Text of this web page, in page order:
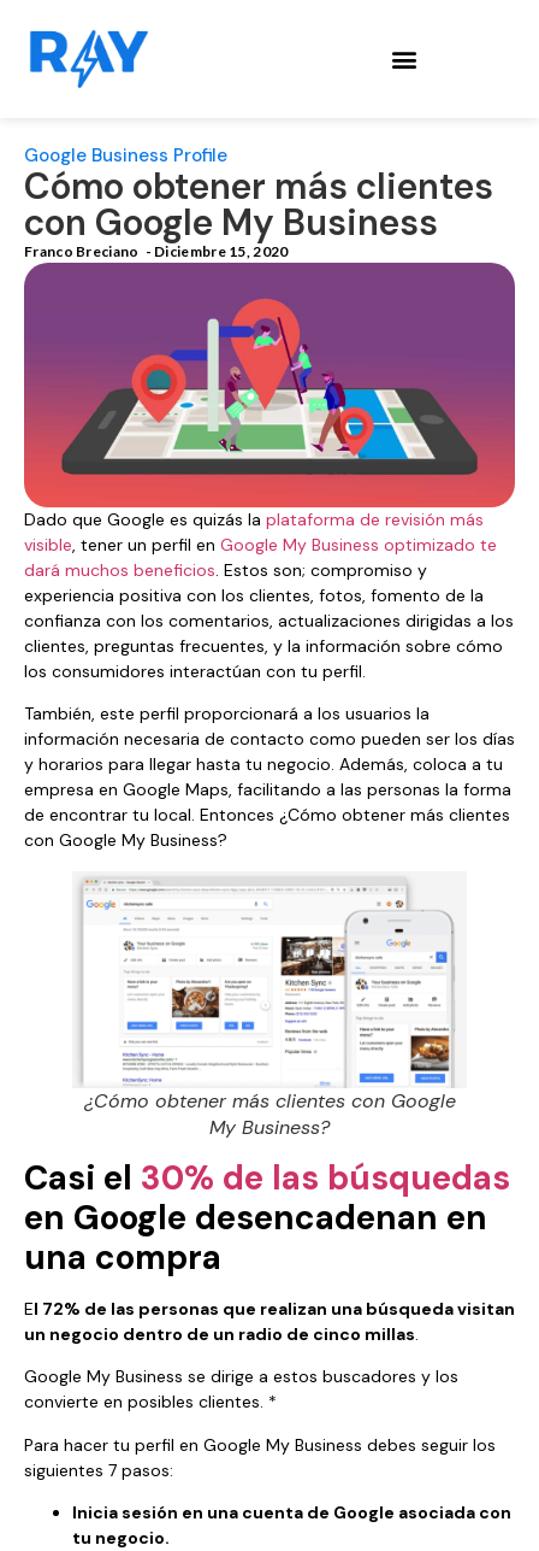
Google Business Profile
Cómo obtener más clientes
con Google My Business
Franco Breciano - Diciembre 15, 2020
Dado que Google es quizás la plataforma de revisión más
visible, tener un perfil en Google My Business optimizado te
dará muchos beneficios. Estos son; compromiso y
experiencia positiva con los clientes, fotos, fomento de la
confianza con los comentarios, actualizaciones dirigidas a los
clientes, preguntas frecuentes, y la información sobre cómo
los consumidores interactúan con tu perfil.
También, este perfil proporcionará a los usuarios la
información necesaria de contacto como pueden ser los días
y horarios para llegar hasta tu negocio. Además, coloca a tu
empresa en Google Maps, facilitando a las personas la forma
de encontrar tu local. Entonces ¿Cómo obtener más clientes
con Google My Business?
¿Cómo obtener más clientes con Google
My Business?
Casi el 30% de las búsquedas
en Google desencadenan en
una compra
El 72% de las personas que realizan una búsqueda visitan
un negocio dentro de un radio de cinco millas.
Google My Business se dirige a estos buscadores y los
convierte en posibles clientes. *
Para hacer tu perfil en Google My Business debes seguir los
siguientes 7 pasos:
Inicia sesión en una cuenta de Google asociada con
tu negocio.